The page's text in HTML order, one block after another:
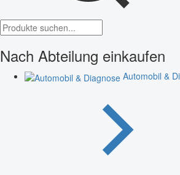
Nach Abteilung einkaufen
Automobil &